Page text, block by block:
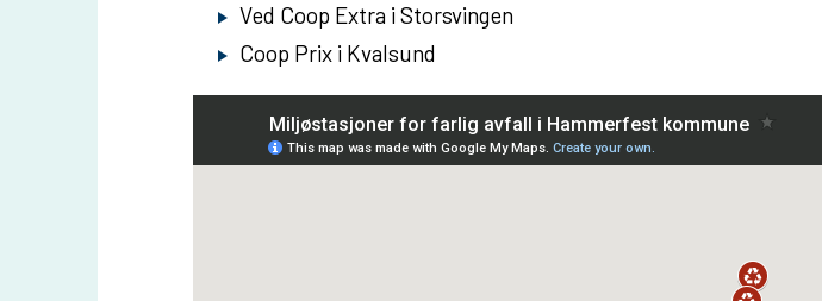
Ved Coop Extra i Storsvingen
Coop Prix i Kvalsund